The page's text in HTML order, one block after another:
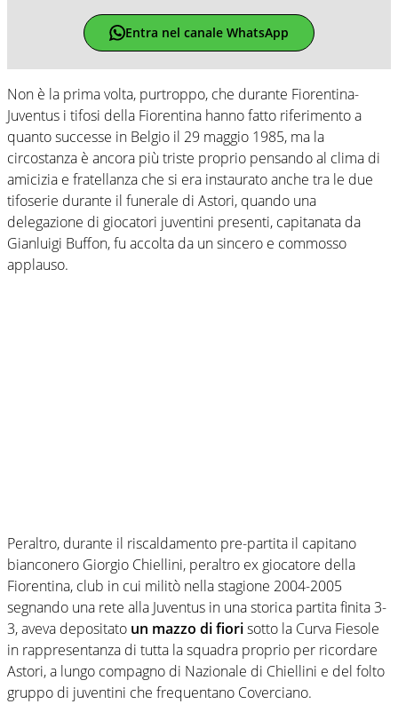
Entra nel canale WhatsApp
Non è la prima volta, purtroppo, che durante Fiorentina-
Juventus i tifosi della Fiorentina hanno fatto riferimento a
quanto successe in Belgio il 29 maggio 1985, ma la
circostanza è ancora più triste proprio pensando al clima di
amicizia e fratellanza che si era instaurato anche tra le due
tifoserie durante il funerale di Astori, quando una
delegazione di giocatori juventini presenti, capitanata da
Gianluigi Buffon, fu accolta da un sincero e commosso
applauso.
Peraltro, durante il riscaldamento pre-partita il capitano
bianconero Giorgio Chiellini, peraltro ex giocatore della
Fiorentina, club in cui militò nella stagione 2004-2005
segnando una rete alla Juventus in una storica partita finita 3-
3, aveva depositato un mazzo di fiorisotto la Curva Fiesole
in rappresentanza di tutta la squadra proprio per ricordare
Astori, a lungo compagno di Nazionale di Chiellini e del folto
gruppo di juventini che frequentano Coverciano.